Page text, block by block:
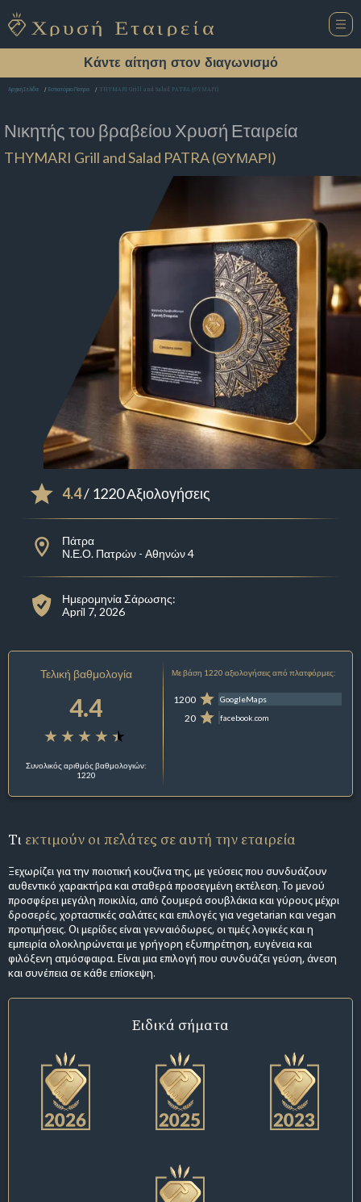
Κάντε αίτηση στον διαγωνισμό
Αρχική Σελίδα Εστιατόριο Πατρα THYMARI Grill and Salad PATRA (ΘΥΜΑΡΙ)
Νικητής του βραβείου Χρυσή Εταιρεία
THYMARI Grill and Salad PATRA (ΘΥΜΑΡΙ)
4.4/ 1220 Αξιολογήσεις
Πάτρα
Ν.Ε.Ο. Πατρών - Αθηνών 4
Ημερομηνία Σάρωσης:
April 7, 2026
Τελική βαθμολογία
4.4
Συνολικός αριθμός βαθμολογιών:
1220
Με βάση 1220 αξιολογήσεις από πλατφόρμες:
1200 GoogleMaps
20 facebook.com
Τι εκτιμούν οι πελάτες σε αυτή την εταιρεία
Ξεχωρίζει για την ποιοτική κουζίνα της, με γεύσεις που συνδυάζουν
αυθεντικό χαρακτήρα και σταθερά προσεγμένη εκτέλεση. Το μενού
προσφέρει μεγάλη ποικιλία, από ζουμερά σουβλάκια και γύρους μέχρι
δροσερές, χορταστικές σαλάτες και επιλογές για vegetarian και vegan
προτιμήσεις. Οι μερίδες είναι γενναιόδωρες, οι τιμές λογικές και η
εμπειρία ολοκληρώνεται με γρήγορη εξυπηρέτηση, ευγένεια και
φιλόξενη ατμόσφαιρα. Είναι μια επιλογή που συνδυάζει γεύση, άνεση
και συνέπεια σε κάθε επίσκεψη.
Ειδικά σήματα